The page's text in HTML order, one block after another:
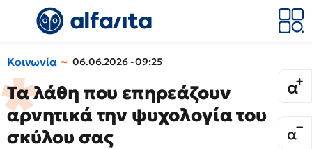
Κοινωνία 06.06.2026 - 09:25
Τα λάθη που επηρεάζουν
αρνητικά την ψυχολογία του
σκύλου σας